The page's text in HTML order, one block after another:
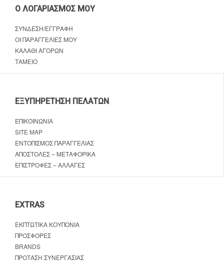
Ο ΛΟΓΑΡΙΑΣΜΌΣ ΜΟΥ
ΣΎΝΔΕΣΗ/ΕΓΓΡΑΦΉ
ΟΙ ΠΑΡΑΓΓΕΛΊΕΣ ΜΟΥ
ΚΑΛΆΘΙ ΑΓΟΡΏΝ
ΤΑΜΕΊΟ
ΕΞΥΠΗΡΈΤΗΣΗ ΠΕΛΑΤΏΝ
ΕΠΙΚΟΙΝΩΝΊΑ
SITE MAP
ΕΝΤΟΠΙΣΜΌΣ ΠΑΡΑΓΓΕΛΊΑΣ
ΑΠΟΣΤΟΛΈΣ – ΜΕΤΑΦΟΡΙΚΆ
ΕΠΙΣΤΡΟΦΈΣ – ΑΛΛΑΓΈΣ
EXTRAS
ΕΚΠΤΩΤΙΚΆ ΚΟΥΠΌΝΙΑ
ΠΡΟΣΦΟΡΈΣ
BRANDS
ΠΡΌΤΑΣΗ ΣΥΝΕΡΓΑΣΊΑΣ